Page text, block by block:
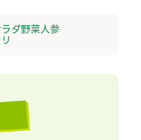
ダ野菜人参